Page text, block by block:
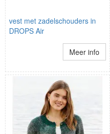
vest met zadelschouders in
DROPS Air
Meer info